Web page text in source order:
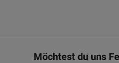
Möchtest du uns